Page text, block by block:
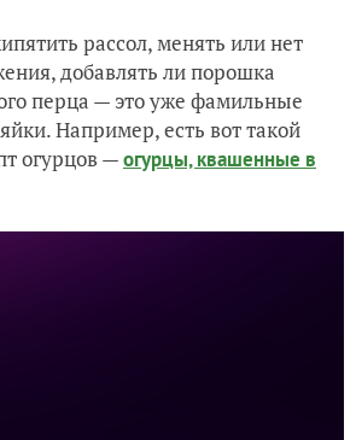
рассол, менять или нет
добавлять ли порошка
перца — это уже фамильные
Например, есть вот такой
огурцов —огурцы, квашенные в